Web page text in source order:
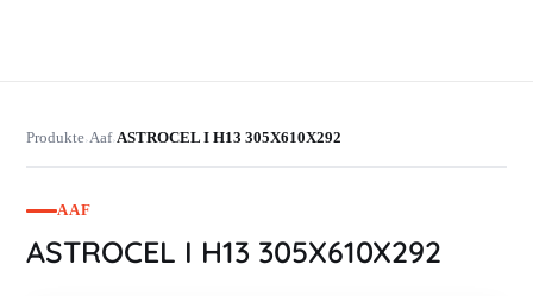
Produkte›Aaf›ASTROCEL I H13 305X610X292
AAF
ASTROCEL I H13 305X610X292